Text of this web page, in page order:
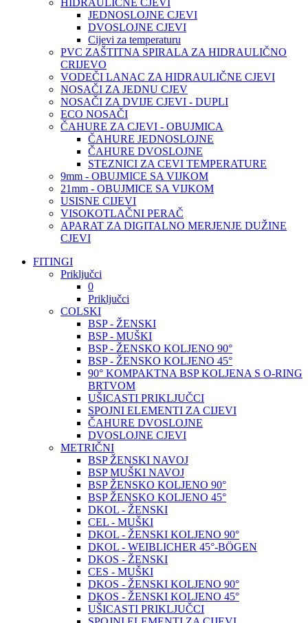
HIDRAULIČNE CJEVI
JEDNOSLOJNE CJEVI
DVOSLOJNE CJEVI
Cijevi za temperaturu
PVC ZAŠTITNA SPIRALA ZA HIDRAULIČNO
CRIJEVO
VODEČI LANAC ZA HIDRAULIČNE CJEVI
NOSAČI ZA JEDNU CJEV
NOSAČI ZA DVIJE CJEVI - DUPLI
ECO NOSAČI
ČAHURE ZA CJEVI - OBUJMICA
ČAHURE JEDNOSLOJNE
ČAHURE DVOSLOJNE
STEZNICI ZA CEVI TEMPERATURE
9mm - OBUJMICE SA VIJKOM
21mm - OBUJMICE SA VIJKOM
USISNE CIJEVI
VISOKOTLAČNI PERAČ
APARAT ZA DIGITALNO MERJENJE DUŽINE
CJEVI
FITINGI
Priključci
0
Priključci
COLSKI
BSP - ŽENSKI
BSP - MUŠKI
BSP - ŽENSKO KOLJENO 90°
BSP - ŽENSKO KOLJENO 45°
90° KOMPAKTNA BSP KOLJENA S O-RING
BRTVOM
UŠICASTI PRIKLJUČCI
SPOJNI ELEMENTI ZA CIJEVI
ČAHURE DVOSLOJNE
DVOSLOJNE CJEVI
METRIČNI
BSP ŽENSKI NAVOJ
BSP MUŠKI NAVOJ
BSP ŽENSKO KOLJENO 90°
BSP ŽENSKO KOLJENO 45°
DKOL - ŽENSKI
CEL - MUŠKI
DKOL - ŽENSKI KOLJENO 90°
DKOL - WEIBLICHER 45°-BÖGEN
DKOS - ŽENSKI
CES - MUŠKI
DKOS - ŽENSKI KOLJENO 90°
DKOS - ŽENSKI KOLJENO 45°
UŠICASTI PRIKLJUČCI